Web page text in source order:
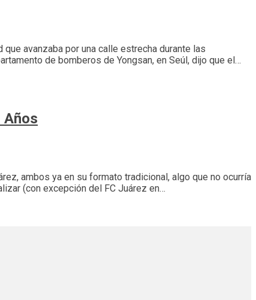
avanzaba por una calle estrecha durante las
de bomberos de Yongsan, en Seúl, dijo que el…
Años
ambos ya en su formato tradicional, algo que no ocurría
(con excepción del FC Juárez en…